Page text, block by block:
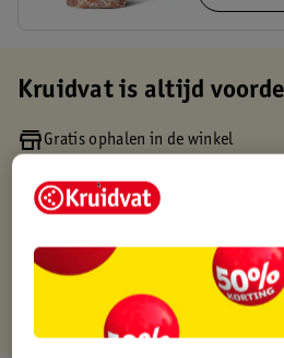
Kruidvat is altijd
Gratis ophalen in de winkel
Gratis thuisbezorgd vanaf 50.00
Gratis retourneren binnen 30 dagen
Gratis punten met je Kruidvat